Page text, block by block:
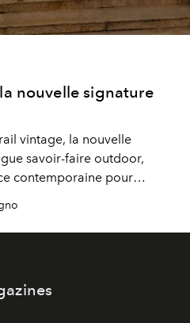
nouvelle signature
vintage, la nouvelle
savoir-faire outdoor,
contemporaine pour
du quotidien.